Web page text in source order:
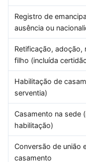
Registro de
ausência ou
Retificação, adoção,
filho (incluída
Habilitação de
serventia)
Casamento na sede
habilitação)
Conversão de união
casamento